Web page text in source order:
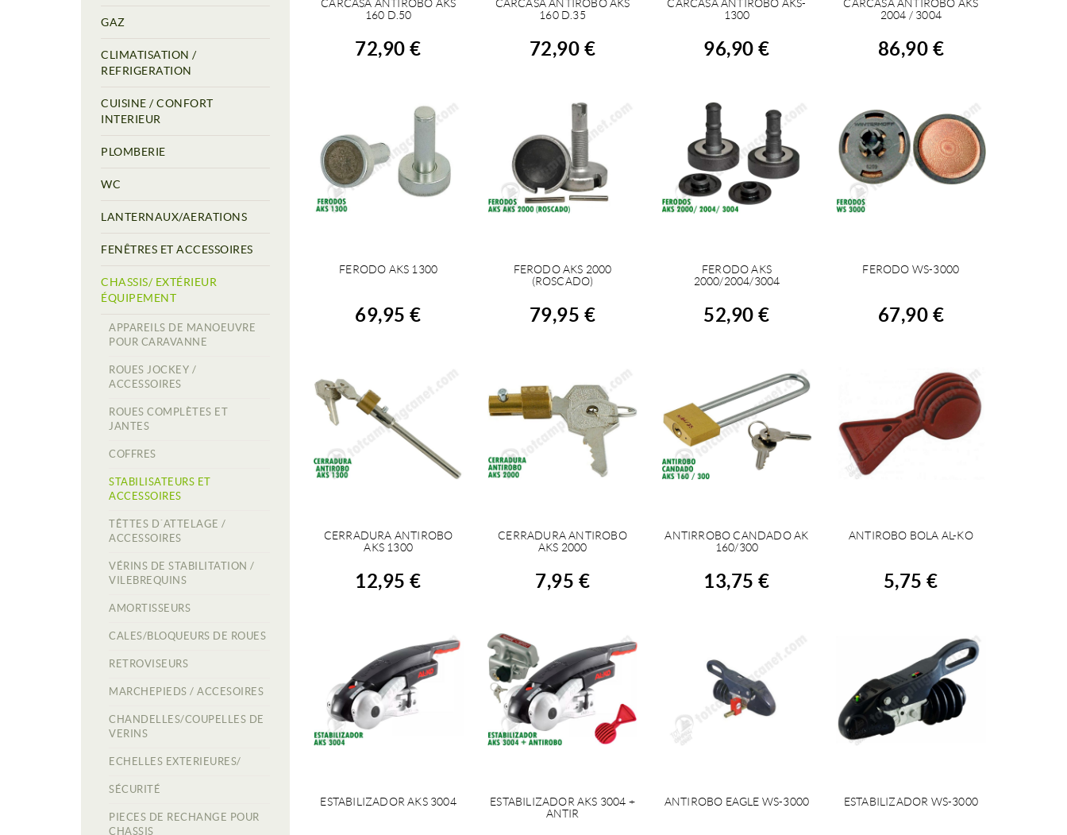
GAZ
CLIMATISATION /
REFRIGERATION
CUISINE / CONFORT
INTERIEUR
PLOMBERIE
WC
LANTERNAUX/AERATIONS
FENÊTRES ET ACCESSOIRES
CHASSIS/ EXTÉRIEUR
ÉQUIPEMENT
APPAREILS DE MANOEUVRE
POUR CARAVANNE
ROUES JOCKEY /
ACCESSOIRES
ROUES COMPLÈTES ET
JANTES
COFFRES
STABILISATEURS ET
ACCESSOIRES
TÊTTES D´ATTELAGE /
ACCESSOIRES
VÉRINS DE STABILITATION /
VILEBREQUINS
AMORTISSEURS
CALES/BLOQUEURS DE ROUES
RETROVISEURS
MARCHEPIEDS / ACCESOIRES
CHANDELLES/COUPELLES DE
VERINS
ECHELLES EXTERIEURES/
SÉCURITÉ
PIECES DE RECHANGE POUR
CHASSIS
ACHETER
CARCASA ANTIROBO AKS
160 D.50
72,90 €
ACHETER
CARCASA ANTIROBO AKS
160 D.35
72,90 €
ACHETER
CARCASA ANTIROBO AKS-
1300
96,90 €
ACHETER
CARCASA ANTIROBO AKS
2004 / 3004
86,90 €
ACHETER
FERODO AKS 1300
69,95 €
ACHETER
FERODO AKS 2000
(ROSCADO)
79,95 €
ACHETER
FERODO AKS
2000/2004/3004
52,90 €
ACHETER
FERODO WS-3000
67,90 €
ACHETER
CERRADURA ANTIROBO
AKS 1300
12,95 €
ACHETER
CERRADURA ANTIROBO
AKS 2000
7,95 €
ACHETER
ANTIRROBO CANDADO AK
160/300
13,75 €
ACHETER
ANTIROBO BOLA AL-KO
5,75 €
ACHETER
ESTABILIZADOR AKS 3004 ACHETER
ESTABILIZADOR AKS 3004 +
ANTIR
ACHETER
ANTIROBO EAGLE WS-3000 ACHETER
ESTABILIZADOR WS-3000